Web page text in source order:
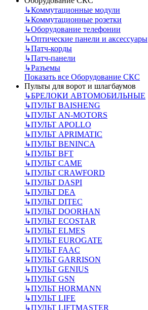
↳Коммутационные модули
↳Коммутационные розетки
↳Оборудование телефонии
↳Оптические панели и аксессуары
↳Патч-корды
↳Патч-панели
↳Разъемы
Показать все Оборудование СКС
Пульты для ворот и шлагбаумов
↳БРЕЛОКИ АВТОМОБИЛЬНЫЕ
↳ПУЛЬТ BAISHENG
↳ПУЛЬТ AN-MOTORS
↳ПУЛЬТ APOLLO
↳ПУЛЬТ APRIMATIC
↳ПУЛЬТ BENINCA
↳ПУЛЬТ BFT
↳ПУЛЬТ CAME
↳ПУЛЬТ CRAWFORD
↳ПУЛЬТ DASPI
↳ПУЛЬТ DEA
↳ПУЛЬТ DITEC
↳ПУЛЬТ DOORHAN
↳ПУЛЬТ ECOSTAR
↳ПУЛЬТ ELMES
↳ПУЛЬТ EUROGATE
↳ПУЛЬТ FAAC
↳ПУЛЬТ GARRISON
↳ПУЛЬТ GENIUS
↳ПУЛЬТ GSN
↳ПУЛЬТ HORMANN
↳ПУЛЬТ LIFE
↳ПУЛЬТ LIFTMASTER